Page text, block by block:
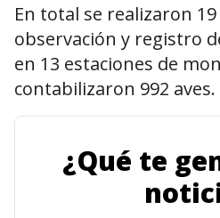
En total se realizaron
observación y registro
en 13 estaciones de
contabilizaron 992 aves.
¿Qué te